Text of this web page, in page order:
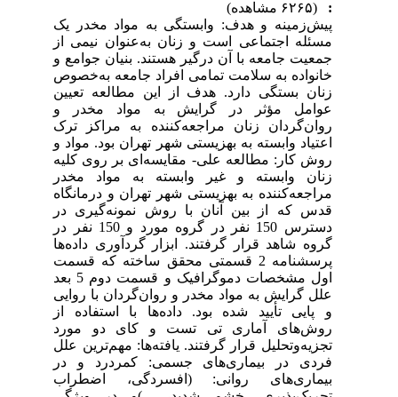
پیش‌زمینه و هدف: وابستگی به مواد مخدر یک
مسئله اجتماعی است و زنان به‌عنوان نیمی از
جمعیت جامعه با آن درگیر هستند. بنیان جوامع و
خانواده به سلامت تمامی افراد جامعه به‌خصوص
زنان بستگی دارد. هدف از این مطالعه تعیین
عوامل مؤثر در گرایش به مواد مخدر و
روان‌گردان زنان مراجعه‌کننده به مراکز ترک
اعتیاد وابسته به بهزیستی شهر تهران بود. مواد و
روش کار: مطالعه علی- مقایسه‌ای بر روی کلیه
زنان وابسته و غیر وابسته به مواد مخدر
مراجعه‌کننده به بهزیستی شهر تهران و درمانگاه
قدس که از بین آنان با روش نمونه‌گیری در
دسترس 150 نفر در گروه مورد و 150 نفر در
گروه شاهد قرار گرفتند. ابزار گردآوری داده‌ها
پرسشنامه 2 قسمتی محقق ساخته که قسمت
اول مشخصات دموگرافیک و قسمت دوم 5 بعد
علل گرایش به مواد مخدر و روان‌گردان با روایی
و پایی تأیید شده بود. داده‌ها با استفاده از
روش‌های آماری تی تست و کای دو مورد
تجزیه‌وتحلیل قرار گرفتند. یافته‌ها: مهم‌ترین علل
فردی در بیماری‌های جسمی: کمردرد و در
بیماری‌های روانی: (افسردگی، اضطراب